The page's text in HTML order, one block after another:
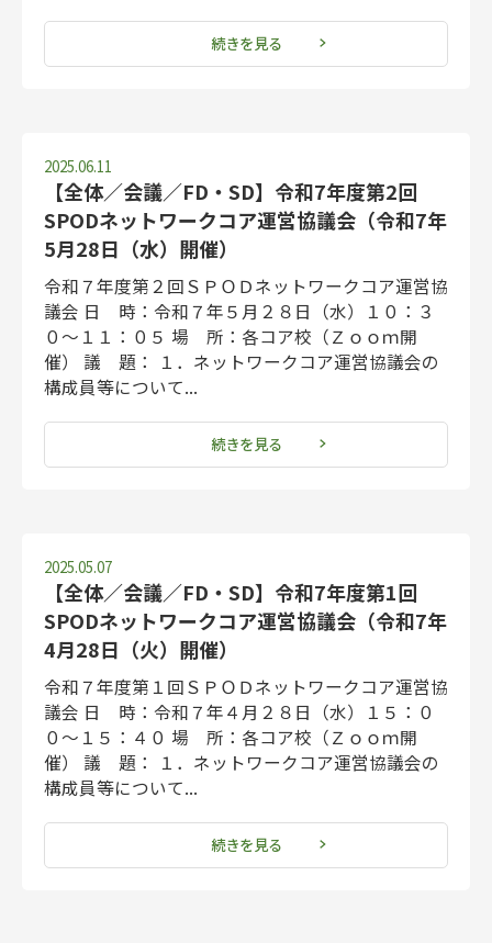
続きを見る
2025.06.11
【全体／会議／FD・SD】令和7年度第2回
SPODネットワークコア運営協議会（令和7年
5月28日（水）開催）
令和７年度第２回ＳＰＯＤネットワークコア運営協
議会 日 時：令和７年５月２８日（水）１０：３
０～１１：０５ 場 所：各コア校（Ｚｏｏｍ開
催） 議 題： １．ネットワークコア運営協議会の
構成員等について...
続きを見る
2025.05.07
【全体／会議／FD・SD】令和7年度第1回
SPODネットワークコア運営協議会（令和7年
4月28日（火）開催）
令和７年度第１回ＳＰＯＤネットワークコア運営協
議会 日 時：令和７年４月２８日（水）１５：０
０～１５：４０ 場 所：各コア校（Ｚｏｏｍ開
催） 議 題： １．ネットワークコア運営協議会の
構成員等について...
続きを見る